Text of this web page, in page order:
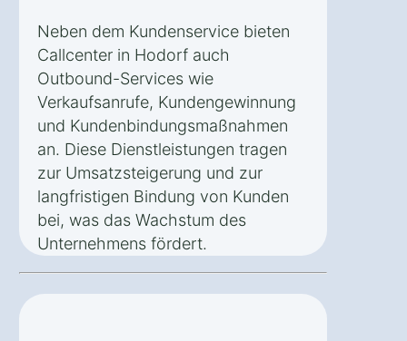
Neben dem Kundenservice bieten
Callcenter in Hodorf auch
Outbound-Services wie
Verkaufsanrufe, Kundengewinnung
und Kundenbindungsmaßnahmen
an. Diese Dienstleistungen tragen
zur Umsatzsteigerung und zur
langfristigen Bindung von Kunden
bei, was das Wachstum des
Unternehmens fördert.